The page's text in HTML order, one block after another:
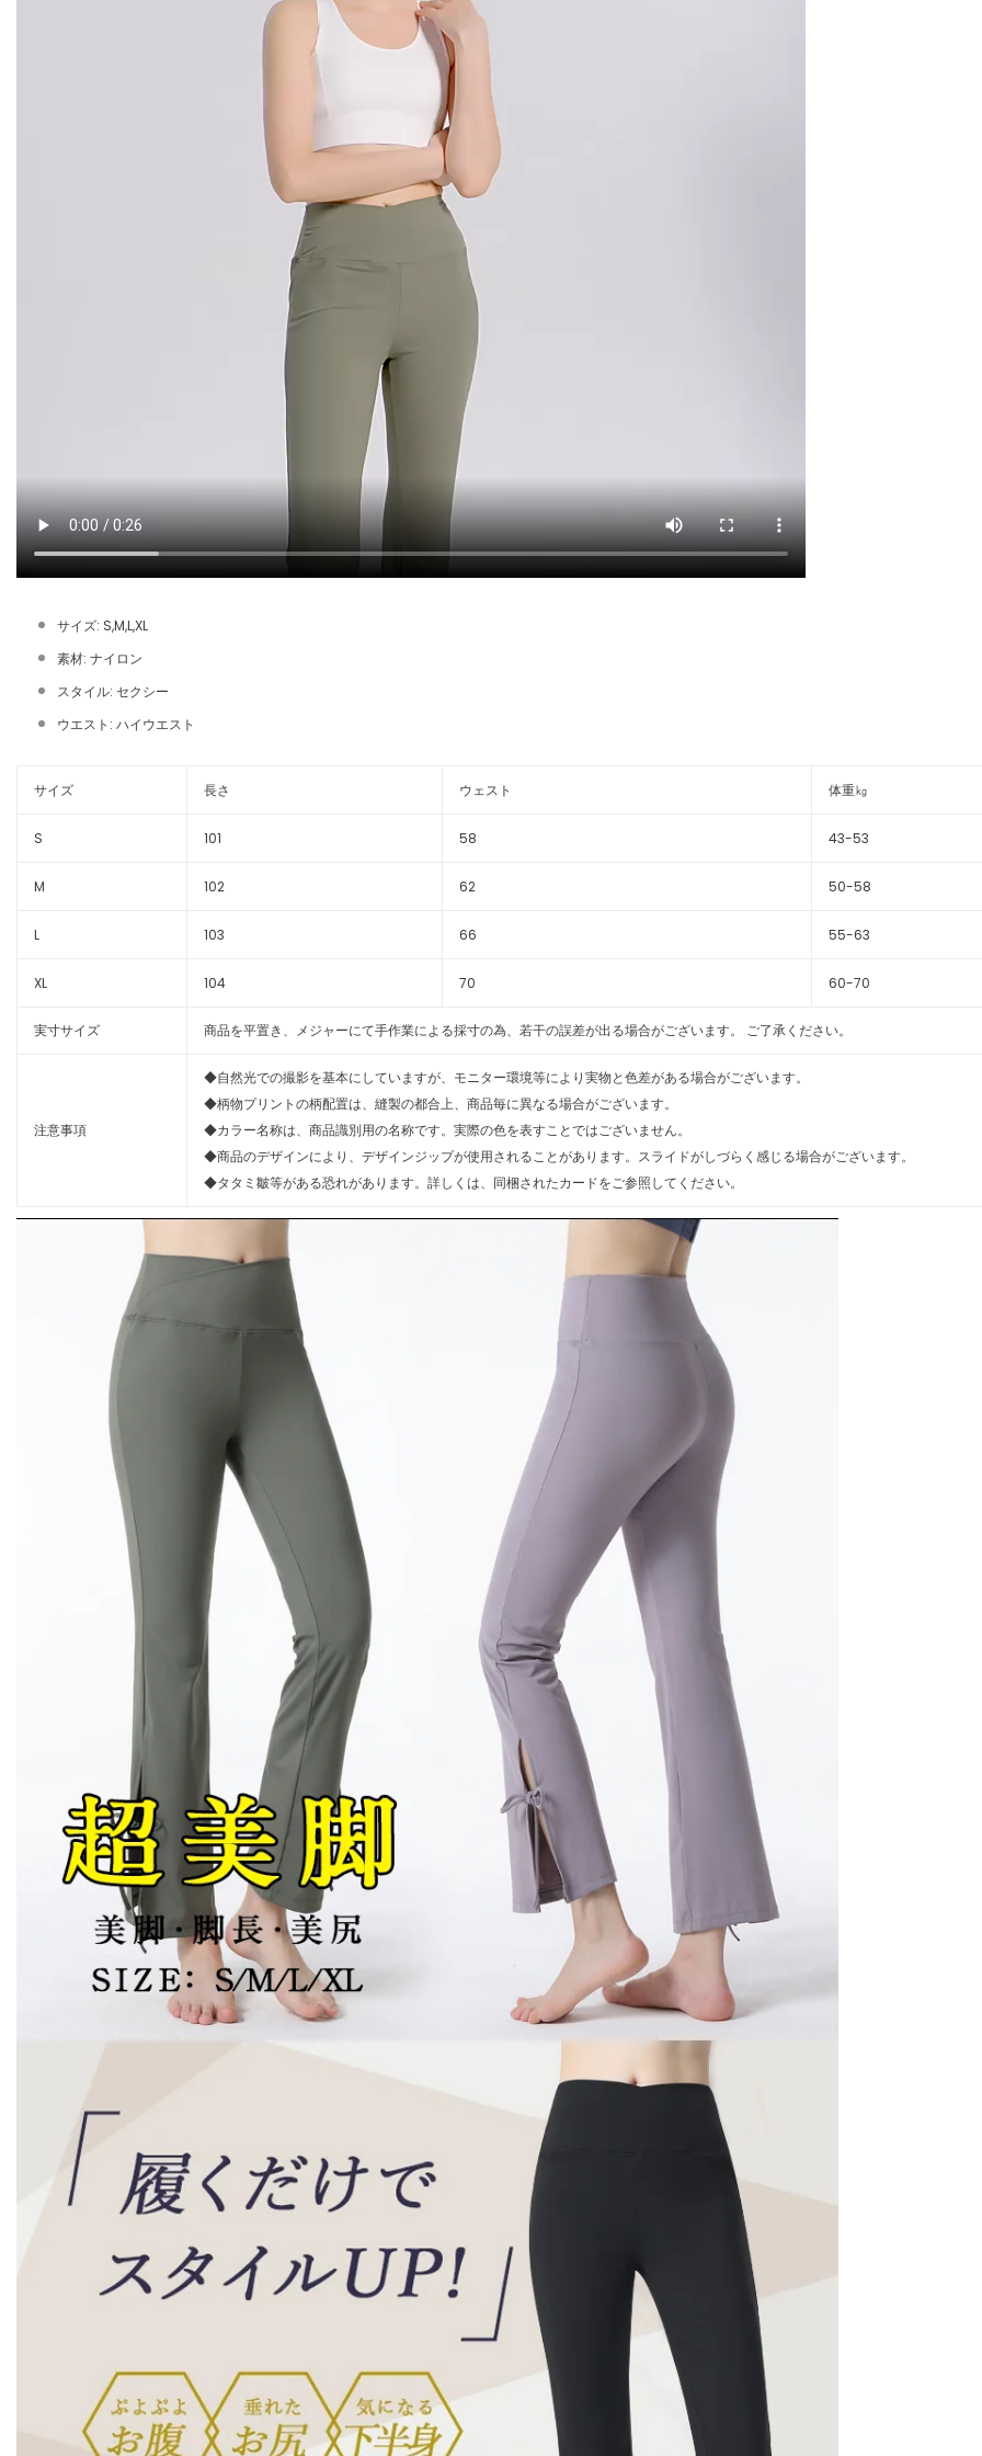
サイズ: S,M,L,XL
素材: ナイロン
スタイル: セクシー
ウエスト: ハイウエスト
サイズ 長さ ウェスト 体重㎏
S 101 58 43-53
M 102 62 50-58
L 103 66 55-63
XL 104 70 60-70
実寸サイズ 商品を平置き、メジャーにて手作業による採寸の為、若干の誤差が出る場合がございます。 ご了承ください。
注意事項
◆自然光での撮影を基本にしていますが、モニター環境等により実物と色差がある場合がございます。
◆柄物プリントの柄配置は、縫製の都合上、商品毎に異なる場合がございます。
◆カラー名称は、商品識別用の名称です。実際の色を表すことではございません。
◆商品のデザインにより、デザインジップが使用されることがあります。スライドがしづらく感じる場合がございます。
◆タタミ皺等がある恐れがあります。詳しくは、同梱されたカードをご参照してください。